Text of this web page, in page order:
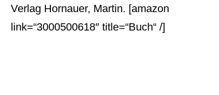
Verlag Hornauer, Martin. [amazon
link=“3000500618″ title=“Buch“ /]